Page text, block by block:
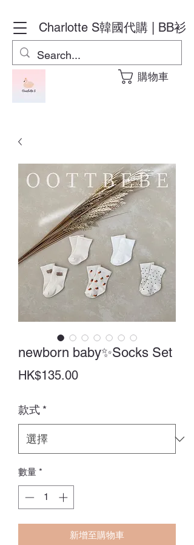
Charlotte S韓國代購 | BB衫
購物車
newborn baby✨Socks Set
HK$135.00價
款式 *
數量 *
新增至購物車